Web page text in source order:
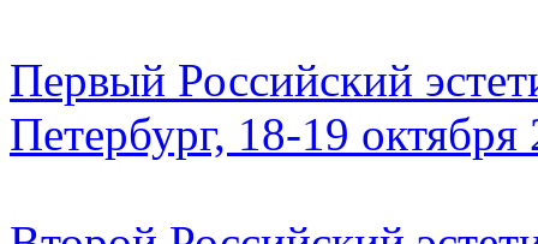
Первый Российский
Петербург, 18-19 октября